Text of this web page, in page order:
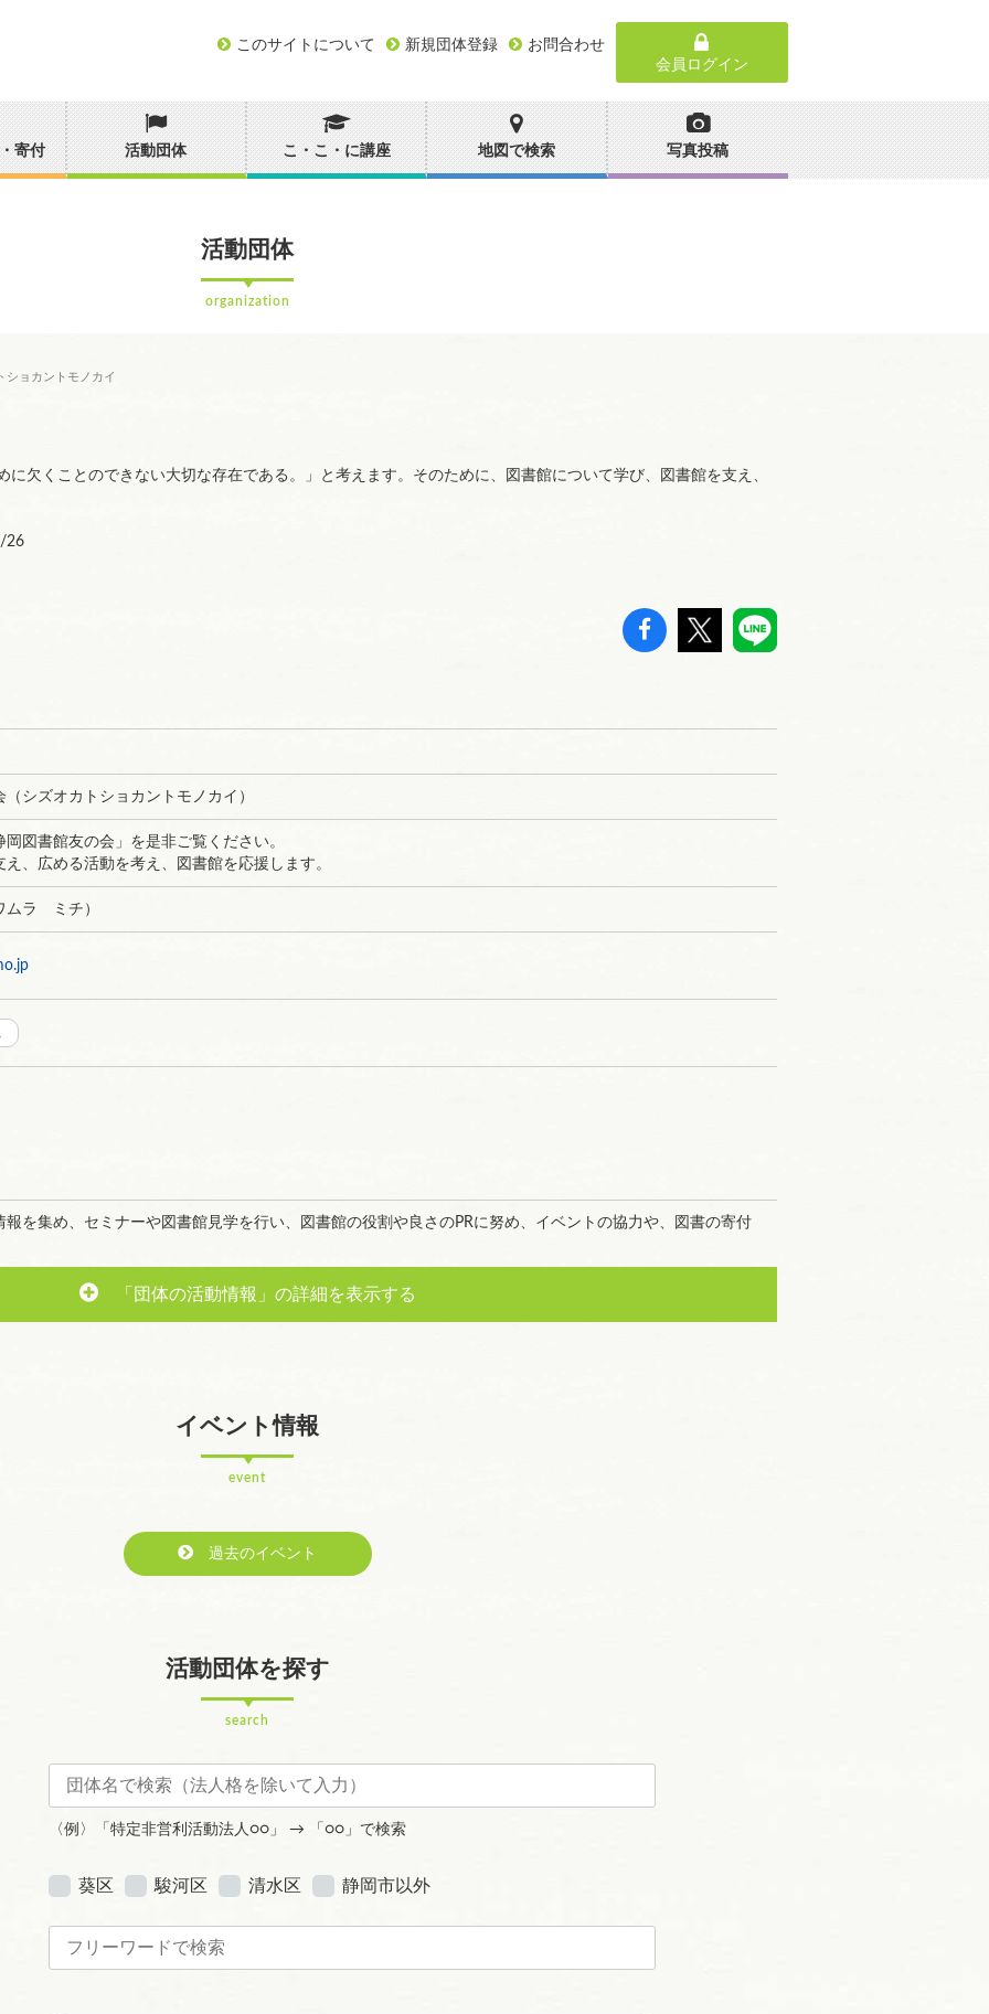
このサイトについて 新規団体登録
お問合わせ
会員ログイン
寄付 活動団体 こ・こ・に講座 地図で検索 写真投稿
活動団体
organization
ショカントモノカイ
欠くことのできない大切な存在である。」と考えます。そのために、図書館について学び、図書館を支え、
26
シズオカトショカントモノカイ）
図書館友の会」を是非ご覧ください。
、広める活動を考え、図書館を応援します。
ラ ミチ）
報を集め、セミナーや図書館見学を行い、図書館の役割や良さのPRに努め、イベントの協力や、図書の寄付
「団体の活動情報」の詳細を表示する
イベント情報
event
過去のイベント
活動団体を探す
search
〈例〉「特定非営利活動法人○○」 → 「○○」で検索
葵区 駿河区 清水区 静岡市以外